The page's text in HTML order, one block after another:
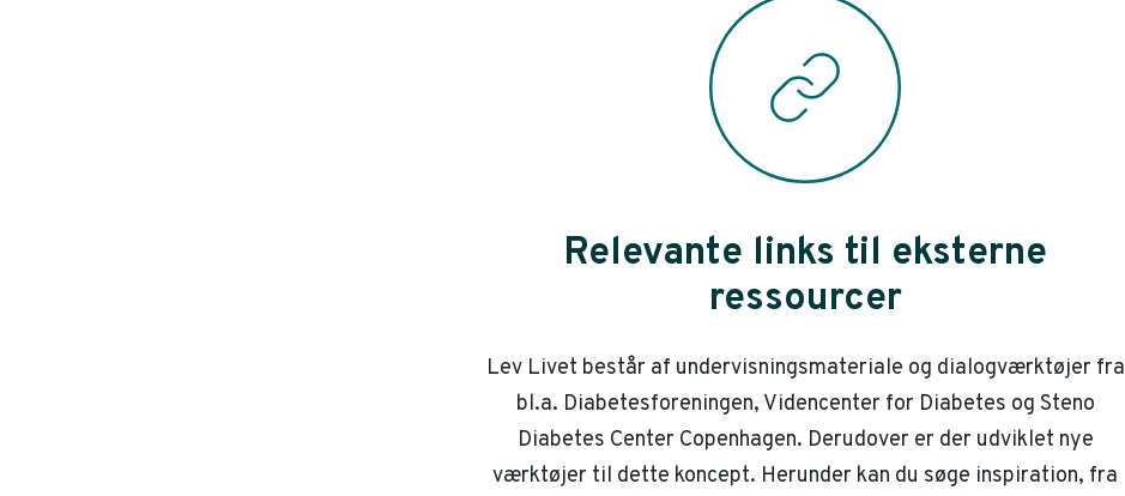
Relevante links til eksterne
ressourcer
Lev Livet består af undervisningsmateriale og dialogværktøjer fra
bl.a. Diabetesforeningen, Videncenter for Diabetes og Steno
Diabetes Center Copenhagen. Derudover er der udviklet nye
værktøjer til dette koncept. Herunder kan du søge inspiration, fra